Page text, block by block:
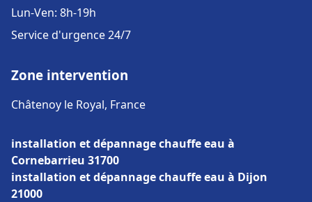
Lun-Ven: 8h-19h
Service d'urgence 24/7
Zone intervention
Châtenoy le Royal, France
installation et dépannage chauffe eau à
Cornebarrieu 31700
installation et dépannage chauffe eau à Dijon
21000